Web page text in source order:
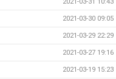
2021-03-30 09:05
2021-03-29 22:29
2021-03-27 19:16
2021-03-19 15:23